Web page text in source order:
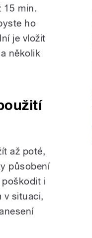
15 min.
ho
je vložit
několik
až poté,
působení
poškodit i
v situaci,